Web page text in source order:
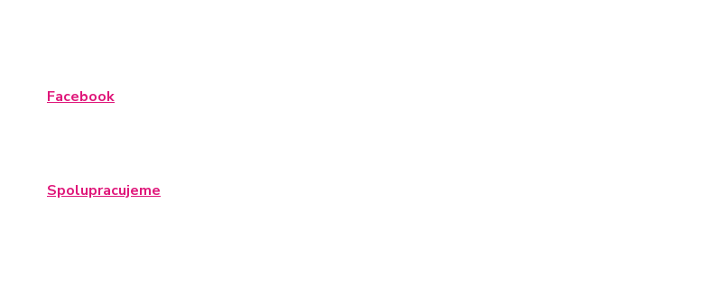
Facebook
Spolupracujeme